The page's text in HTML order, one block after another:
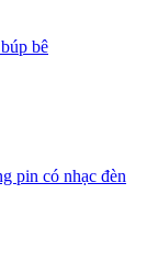
bê
pin có nhạc đèn